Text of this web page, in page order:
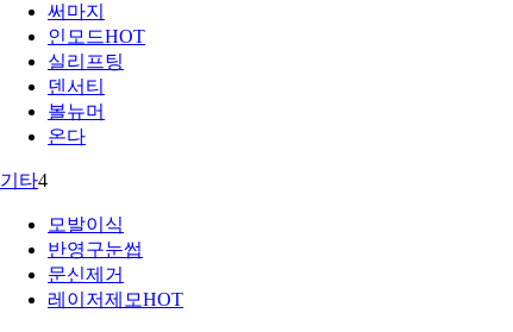
써마지
인모드HOT
실리프팅
덴서티
볼뉴머
온다
기타4
모발이식
반영구눈썹
문신제거
레이저제모HOT